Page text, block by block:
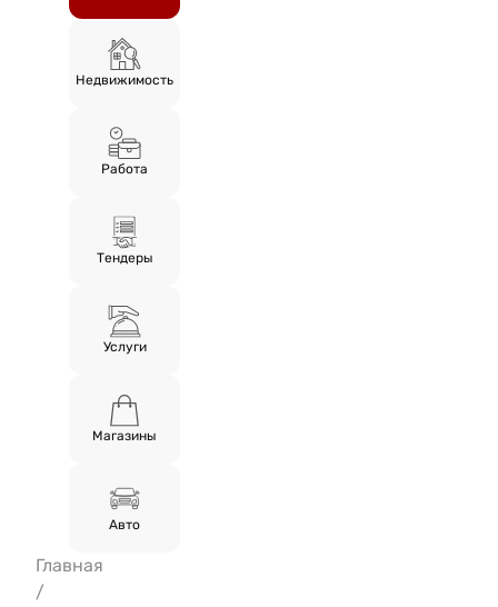
Недвижимость
Работа
Тендеры
Услуги
Магазины
Авто
Главная
/